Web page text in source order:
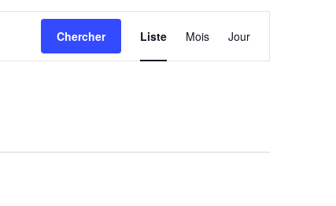
Chercher de
Liste Mois Jour